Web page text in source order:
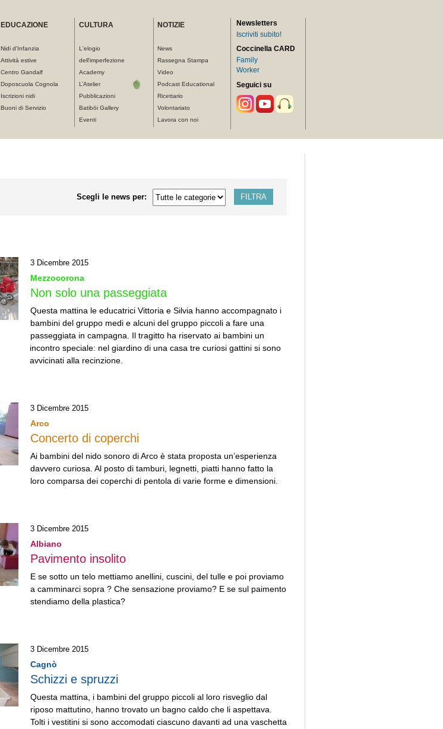
EDUCAZIONE
Nidi d'Infanzia
Attività estive
Centro Gandalf
Doposcuola Cognola
Iscrizioni nidi
Buoni di Servizio
CULTURA
L'elogio
dell'imperfezione
Academy
L’Atelier
Pubblicazioni
Batibōi Gallery
Eventi
NOTIZIE
News
Rassegna Stampa
Video
Podcast Educational
Ricettario
Volontariato
Lavora con noi
Newsletters
Iscriviti subito!
Coccinella CARD
Family
Worker
Seguici su
Scegli le news per:
3 Dicembre 2015
Mezzocorona
Non solo una passeggiata
Questa mattina le educatrici Vittoria e Silvia hanno accompagnato i
bambini del gruppo medi e alcuni del gruppo piccoli a fare una
passeggiata in campagna. Il tragitto ha riservato ai bambini un
incontro speciale: nel giardino di una casa tre curiosi gattini si sono
avvicinati alla recinzione.
3 Dicembre 2015
Arco
Concerto di coperchi
Ai bambini del nido sonoro di Arco è stata proposta un’esperienza
davvero curiosa. Al posto di tamburi, legnetti, piatti hanno fatto la
loro comparsa dei coperchi di pentola di varie forme e dimensioni.
3 Dicembre 2015
Albiano
Pavimento insolito
E se sotto un telo mettiamo anellini, cuscini, del tulle e poi proviamo
a camminarci sopra ? Che sensazione proviamo? E se sul paimento
stendiamo della plastica?
3 Dicembre 2015
Cagnò
Schizzi e spruzzi
Questa mattina, i bambini del gruppo piccoli al loro risveglio dal
riposo mattutino, hanno trovato un bagno caldo che li aspettava.
Tolti i vestitini si sono accomodati ciascuno davanti ad una vaschetta